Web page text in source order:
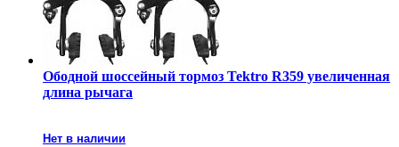
Ободной шоссейный тормоз Tektro R359 увеличенная
длина рычага
Нет в наличии